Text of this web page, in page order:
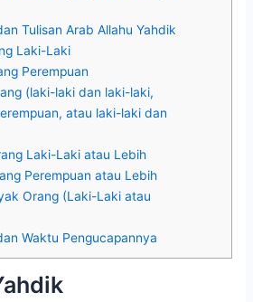
Tulisan Arab Allahu Yahdik
Laki-Laki
Perempuan
(laki-laki dan laki-laki,
atau laki-laki dan
Laki-Laki atau Lebih
Perempuan atau Lebih
Orang (Laki-Laki atau
Waktu Pengucapannya